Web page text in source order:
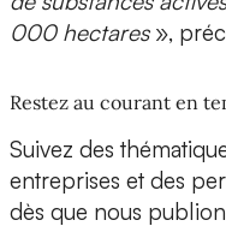
000 hectares»,
Restez au courant en
Suivez des
entreprises et des
dès que nous